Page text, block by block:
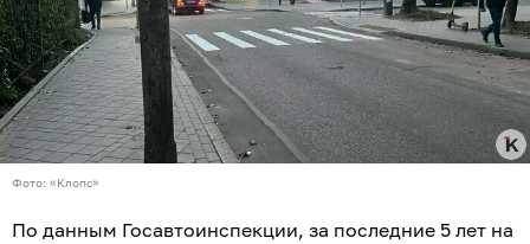
Фото: «Клопс»
По данным Госавтоинспекции, за последние 5 лет на